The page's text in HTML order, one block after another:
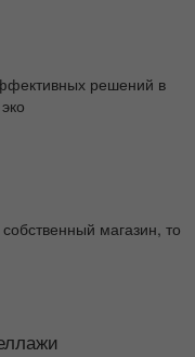
решений в
магазин, то